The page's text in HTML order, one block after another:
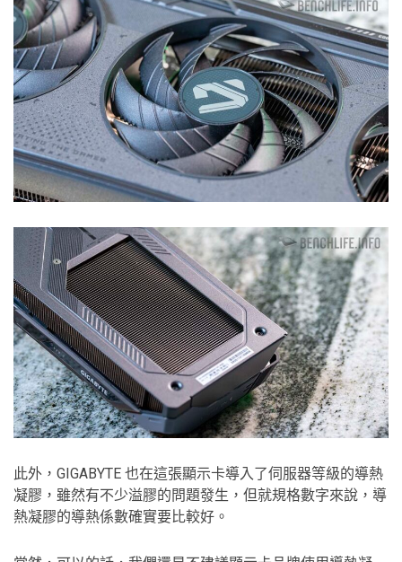
此外，GIGABYTE 也在這張顯示卡導入了伺服器等級的導熱
凝膠，雖然有不少溢膠的問題發生，但就規格數字來說，導
熱凝膠的導熱係數確實要比較好。